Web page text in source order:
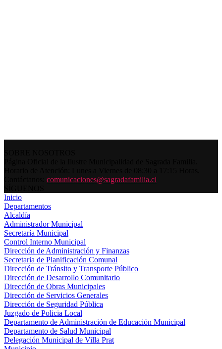
comunicaciones@sagradafamilia.cl
Inicio
Departamentos
Alcaldía
Administrador Municipal
Secretaría Municipal
Control Interno Municipal
Dirección de Administración y Finanzas
Secretaria de Planificación Comunal
Dirección de Tránsito y Transporte Público
Dirección de Desarrollo Comunitario
Dirección de Obras Municipales
Dirección de Servicios Generales
Dirección de Seguridad Pública
Juzgado de Policia Local
Departamento de Administración de Educación Municipal
Departamento de Salud Municipal
Delegación Municipal de Villa Prat